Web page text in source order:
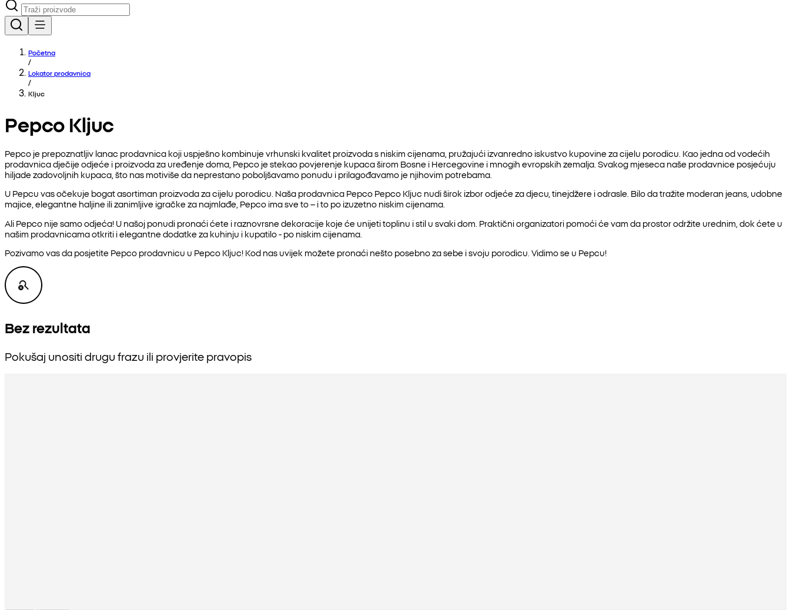
Početna
/
Lokator prodavnica
/
Kljuc
Pepco Kljuc
Pepco je prepoznatljiv lanac prodavnica koji uspješno kombinuje vrhunski kvalitet proizvoda s niskim cijenama, pružajući izvanredno iskustvo kupovine za cijelu porodicu. Kao jedna od vodećih
prodavnica dječije odjeće i proizvoda za uređenje doma, Pepco je stekao povjerenje kupaca širom Bosne i Hercegovine i mnogih evropskih zemalja. Svakog mjeseca naše prodavnice posjećuju
hiljade zadovoljnih kupaca, što nas motiviše da neprestano poboljšavamo ponudu i prilagođavamo je njihovim potrebama.
U Pepcu vas očekuje bogat asortiman proizvoda za cijelu porodicu. Naša prodavnica Pepco Pepco Kljuc nudi širok izbor odjeće za djecu, tinejdžere i odrasle. Bilo da tražite moderan jeans, udobne
majice, elegantne haljine ili zanimljive igračke za najmlađe, Pepco ima sve to – i to po izuzetno niskim cijenama.
Ali Pepco nije samo odjeća! U našoj ponudi pronaći ćete i raznovrsne dekoracije koje će unijeti toplinu i stil u svaki dom. Praktični organizatori pomoći će vam da prostor održite urednim, dok ćete u
našim prodavnicama otkriti i elegantne dodatke za kuhinju i kupatilo - po niskim cijenama.
Pozivamo vas da posjetite Pepco prodavnicu u Pepco Kljuc! Kod nas uvijek možete pronaći nešto posebno za sebe i svoju porodicu. Vidimo se u Pepcu!
Bez rezultata
Pokušaj unositi drugu frazu ili provjerite pravopis